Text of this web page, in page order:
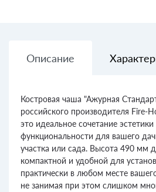
Описание
Костровая чаша "Ажурная
российского производителя Fire-
это идеальное сочетание эстетики
функциональности для вашего
участка или сада. Высота 490 мм
компактной и удобной для
практически в любом месте
не занимая при этом слишком